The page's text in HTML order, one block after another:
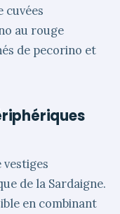
cuvées
au rouge
de pecorino et
vestiges
de la Sardaigne.
en combinant